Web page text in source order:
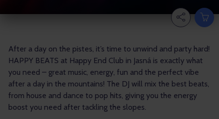
After a day on the pistes, it’s time to unwind and party hard!
HAPPY BEATS at Happy End Club in Jasná is exactly what
you need – great music, energy, fun and the perfect vibe
after a day in the mountains! The DJ will mix the best beats,
from house and dance to pop hits, giving you the energy
boost you need after tackling the slopes.